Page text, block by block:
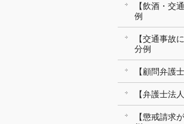
【飲酒・交
例
【交通事故
分例
【顧問弁護
【弁護士法
【懲戒請求